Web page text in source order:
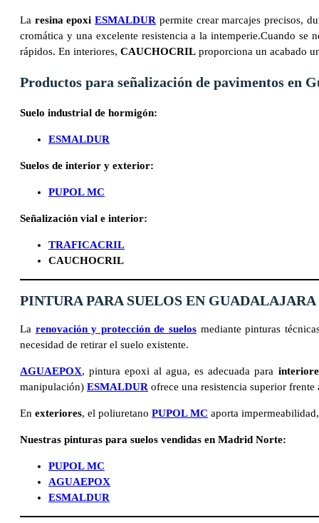
La resina epoxi ESMALDUR permite crear marcajes precisos,
cromática y una excelente resistencia a la intemperie.Cuando se
rápidos. En interiores, CAUCHOCRIL proporciona un acabado
Productos para señalización de pavimentos en
Suelo industrial de hormigón:
ESMALDUR
Suelos de interior y exterior:
PUPOL MC
Señalización vial e interior:
TRAFICACRIL
CAUCHOCRIL
PINTURA PARA SUELOS EN GUADALAJARA
La renovación y protección de suelos mediante pinturas
necesidad de retirar el suelo existente.
AGUAEPOX, pintura epoxi al agua, es adecuada para
manipulación) ESMALDUR ofrece una resistencia superior
En exteriores, el poliuretano PUPOL MC aporta
Nuestras pinturas para suelos vendidas en Madrid Norte:
PUPOL MC
AGUAEPOX
ESMALDUR